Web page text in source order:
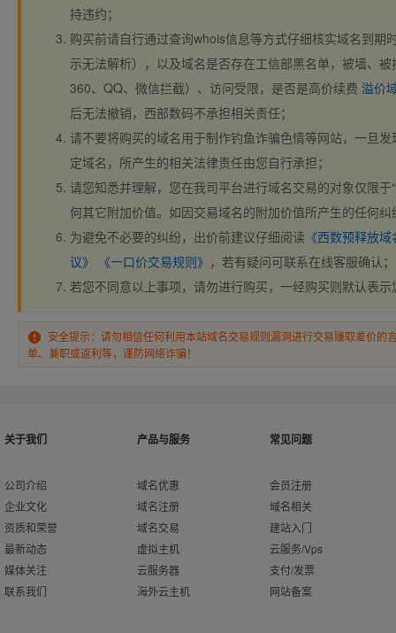
持违约；
购买前请自行通过查询whois信息等方式仔细核实域名到期
示无法解析），以及域名是否存在工信部黑名单，被墙、
360、QQ、微信拦截）、访问受限，是否是高价续费 溢价
后无法撤销，西部数码不承担相关责任；
请不要将购买的域名用于制作钓鱼诈骗色情等网站，一旦
定域名，所产生的相关法律责任由您自行承担；
请您知悉并理解，您在我司平台进行域名交易的对象仅限于
何其它附加价值。如因交易域名的附加价值所产生的任何
为避免不必要的纠纷，出价前建议仔细阅读 《西数预释放
议》
《一口价交易规则》 ，若有疑问可联系在线客服确认；
若您不同意以上事项，请勿进行购买，一经购买则默认表
安全提示：请勿相信任何利用本站域名交易规则漏洞进行交易赚取差价的
单、兼职或返利等，谨防网络诈骗！
关于我们
公司介绍
企业文化
资质和荣誉
最新动态
媒体关注
联系我们
产品与服务
域名优惠
域名注册
域名交易
虚拟主机
云服务器
海外云主机
常见问题
会员注册
域名相关
建站入门
云服务/Vps
支付/发票
网站备案